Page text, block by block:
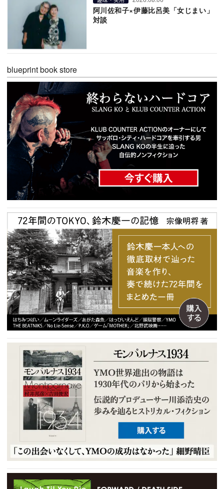
阿川佐和子×伊藤比呂美「女じまい」
対談
blueprint book store